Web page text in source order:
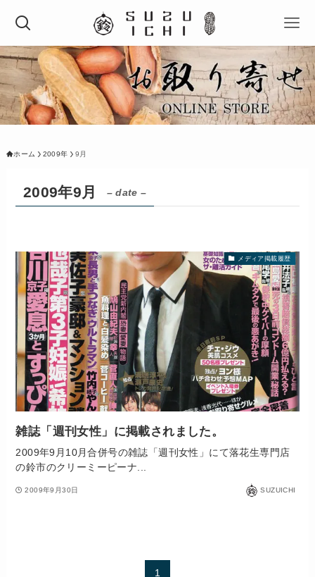
ホーム 2009年 9月
2009年9月 – date –
メディア掲載履歴
雑誌「週刊女性」に掲載されました。
2009年9月10月合併号の雑誌「週刊女性」にて落花生専門店
の鈴市のクリーミーピーナ...
2009年9月30日 SUZUICHI
1